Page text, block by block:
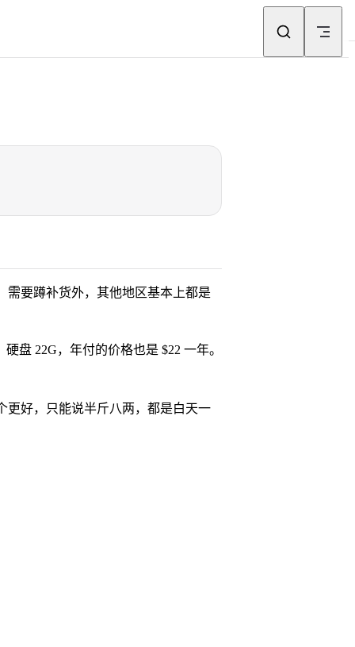
需要蹲补货外，其他地区基本上都是
盘 22G，年付的价格也是 $22 一年。
更好，只能说半斤八两，都是白天一